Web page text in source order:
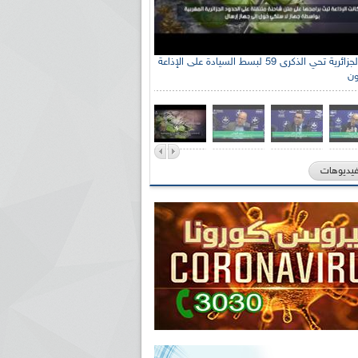
الإذاعة الجزائرية تحي الذكرى 59 لبسط السيادة على الإذاعة